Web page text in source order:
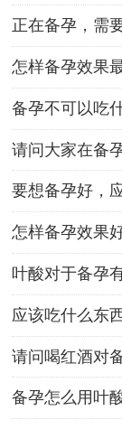
正在备孕，需
怎样备孕效果
备孕不可以吃
请问大家在备
要想备孕好，
怎样备孕效果
叶酸对于备孕
应该吃什么东
请问喝红酒对
备孕怎么用叶